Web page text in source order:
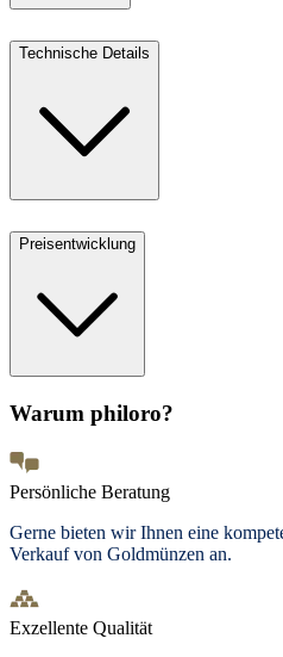
Technische Details
Preisentwicklung
Warum philoro?
Persönliche Beratung
Gerne bieten wir Ihnen eine
Verkauf von Goldmünzen an.
Exzellente Qualität